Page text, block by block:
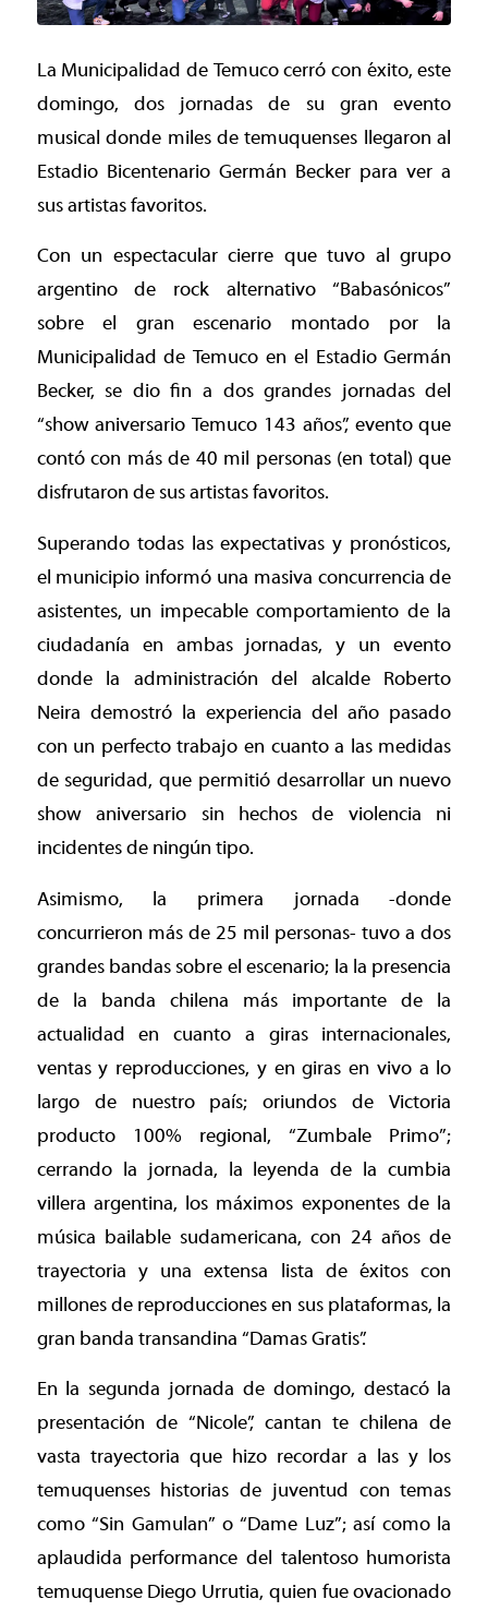
La Municipalidad de Temuco cerró con éxito, este
domingo, dos jornadas de su gran evento
musical donde miles de temuquenses llegaron al
Estadio Bicentenario Germán Becker para ver a
sus artistas favoritos.
Con un espectacular cierre que tuvo al grupo
argentino de rock alternativo “Babasónicos”
sobre el gran escenario montado por la
Municipalidad de Temuco en el Estadio Germán
Becker, se dio fin a dos grandes jornadas del
“show aniversario Temuco 143 años”, evento que
contó con más de 40 mil personas (en total) que
disfrutaron de sus artistas favoritos.
Superando todas las expectativas y pronósticos,
el municipio informó una masiva concurrencia de
asistentes, un impecable comportamiento de la
ciudadanía en ambas jornadas, y un evento
donde la administración del alcalde Roberto
Neira demostró la experiencia del año pasado
con un perfecto trabajo en cuanto a las medidas
de seguridad, que permitió desarrollar un nuevo
show aniversario sin hechos de violencia ni
incidentes de ningún tipo.
Asimismo, la primera jornada -donde
concurrieron más de 25 mil personas- tuvo a dos
grandes bandas sobre el escenario; la la presencia
de la banda chilena más importante de la
actualidad en cuanto a giras internacionales,
ventas y reproducciones, y en giras en vivo a lo
largo de nuestro país; oriundos de Victoria
producto 100% regional, “Zumbale Primo”;
cerrando la jornada, la leyenda de la cumbia
villera argentina, los máximos exponentes de la
música bailable sudamericana, con 24 años de
trayectoria y una extensa lista de éxitos con
millones de reproducciones en sus plataformas, la
gran banda transandina “Damas Gratis”.
En la segunda jornada de domingo, destacó la
presentación de “Nicole”, cantan te chilena de
vasta trayectoria que hizo recordar a las y los
temuquenses historias de juventud con temas
como “Sin Gamulan” o “Dame Luz”; así como la
aplaudida performance del talentoso humorista
temuquense Diego Urrutia, quien fue ovacionado